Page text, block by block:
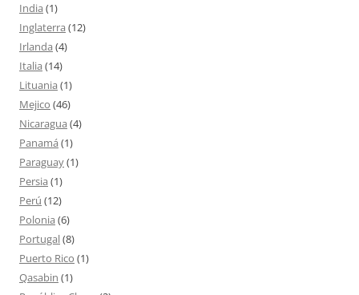
India (1)
Inglaterra (12)
Irlanda (4)
Italia (14)
Lituania (1)
Mejico (46)
Nicaragua (4)
Panamá (1)
Paraguay(1)
Persia (1)
Perú (12)
Polonia (6)
Portugal(8)
Puerto Rico (1)
Qasabin (1)